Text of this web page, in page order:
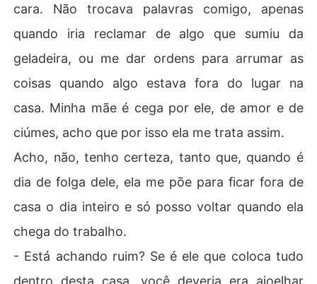
cara. Não trocava palavras comigo, apenas
quando iria reclamar de algo que sumiu da
geladeira, ou me dar ordens para arrumar as
coisas quando algo estava fora do lugar na
casa. Minha mãe é cega por ele, de amor e de
ciúmes, acho que por isso ela me trata assim.
Acho, não, tenho certeza, tanto que, quando é
dia de folga dele, ela me põe para ficar fora de
casa o dia inteiro e só posso voltar quando ela
chega do trabalho.
- Está achando ruim? Se é ele que coloca tudo
dentro desta casa, você deveria era ajoelhar